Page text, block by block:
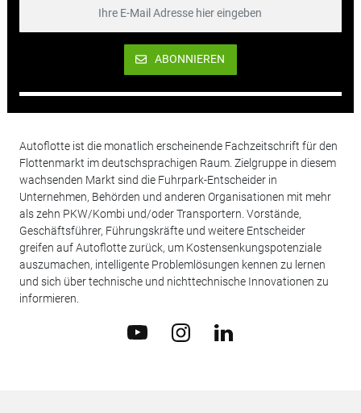
ABONNIEREN
Autoflotte ist die monatlich erscheinende Fachzeitschrift für den
Flottenmarkt im deutschsprachigen Raum. Zielgruppe in diesem
wachsenden Markt sind die Fuhrpark-Entscheider in
Unternehmen, Behörden und anderen Organisationen mit mehr
als zehn PKW/Kombi und/oder Transportern. Vorstände,
Geschäftsführer, Führungskräfte und weitere Entscheider
greifen auf Autoflotte zurück, um Kostensenkungspotenziale
auszumachen, intelligente Problemlösungen kennen zu lernen
und sich über technische und nichttechnische Innovationen zu
informieren.